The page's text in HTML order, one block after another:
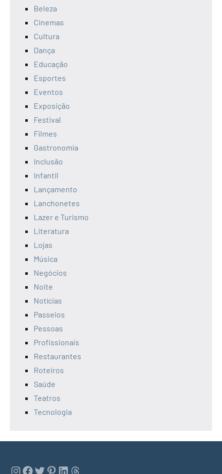
Beleza
Cinemas
Cultura
Dança
Educação
Esportes
Eventos
Exposição
Festival
Filmes
Gastronomia
Inclusão
Infantil
Lançamento
Lanchonetes
Lazer e Turismo
Literatura
Lojas
Música
Negócios
Noite
Notícias
Passeios
Pessoas
Profissionais
Restaurantes
Roteiros
Saúde
Teatros
Tecnologia
Instagram
Facebook
Twitter
Pinterest
LinkedIn
Threads